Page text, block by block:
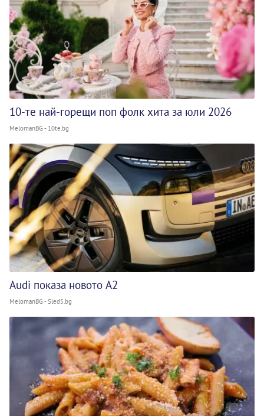
10-те най-горещи поп фолк хита за юли 2026
MelomanBG - 10te.bg
Audi показа новото A2
MelomanBG - Sled5.bg